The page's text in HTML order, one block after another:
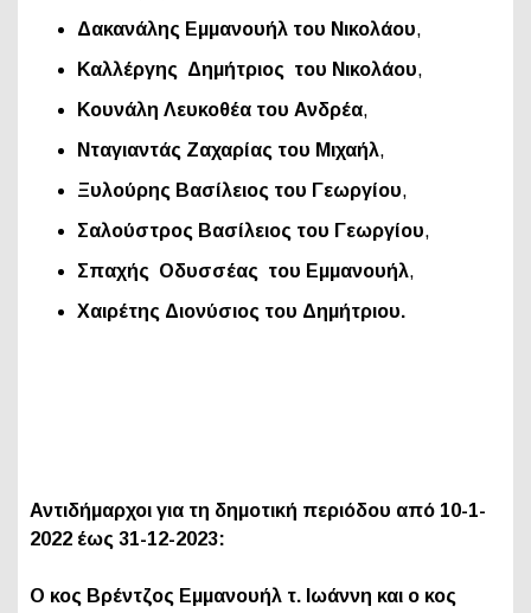
Δακανάλης Εμμανουήλ του Νικολάου,
Καλλέργης Δημήτριος του Νικολάου,
Κουνάλη Λευκοθέα του Ανδρέα,
Νταγιαντάς Ζαχαρίας του Μιχαήλ,
Ξυλούρης Βασίλειος του Γεωργίου,
Σαλούστρος Βασίλειος του Γεωργίου,
Σπαχής Οδυσσέας του Εμμανουήλ,
Χαιρέτης Διονύσιος του Δημήτριου.
Αντιδήμαρχοι για τη δημοτική περιόδου από 10-1-
2022 έως 31-12-2023:
Ο κος Βρέντζος Εμμανουήλ τ. Ιωάννη και ο κος